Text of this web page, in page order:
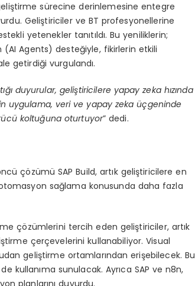
sürecine derinlemesine entegre
Geliştiriciler ve BT profesyonellerine
yetenekler tanıtıldı. Bu yeniliklerin;
(AI Agents) desteğiyle, fikirlerin etkili
getirdiği vurgulandı.
duyurular, geliştiricilere yapay zeka hızında
uygulama, veri ve yapay zeka üçgeninde
koltuğuna oturtuyor” dedi.
çözümü SAP Build, artık geliştiricilere en
sağlama konusunda daha fazla
çözümlerini tercih eden geliştiriciler, artık
çerçevelerini kullanabiliyor. Visual
geliştirme ortamlarından erişebilecek. Bu
kullanıma sunulacak. Ayrıca SAP ve n8n,
planlarını duyurdu.